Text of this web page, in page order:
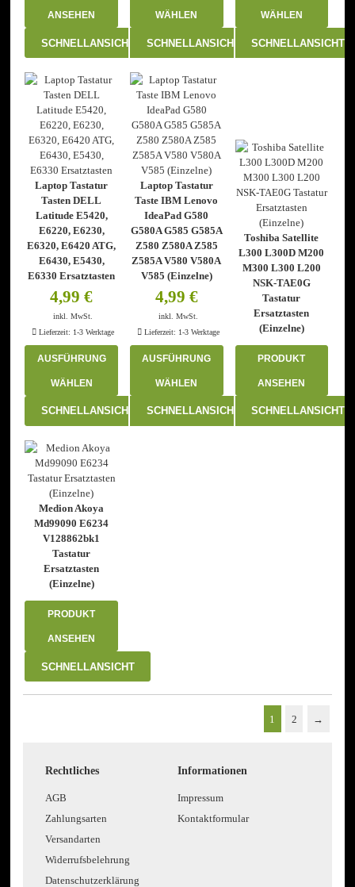
ANSEHEN
SCHNELLANSICHT
WÄHLEN
Produkt
mehrere
Varianten
Die
Optionen
können
auf
der
Produktseite
gewählt
werden
SCHNELLANSICHT
WÄHLEN
Produkt
Optionen
können
werden
SCHNELLANSICHT
Laptop Tastatur
Tasten DELL
Latitude E5420,
E6220, E6230,
E6320, E6420 ATG,
E6430, E5430,
E6330 Ersatztasten
4,99€
inkl. MwSt.
Lieferzeit: 1-3 Werktage
AUSFÜHRUNG
WÄHLEN
Produkt
mehrere
Varianten
auf.
Optionen
können
Produktseite
gewählt
werden
SCHNELLANSICHT
Laptop Tastatur
Taste IBM Lenovo
IdeaPad G580
G580A G585 G585A
Z580 Z580A Z585
Z585A V580 V580A
V585 (Einzelne)
4,99 €
inkl. MwSt.
Lieferzeit: 1-3 Werktage
AUSFÜHRUNG
WÄHLEN
Produkt
SCHNELLANSICHT
Toshiba Satellite
L300 L300D M200
M300 L300 L200
NSK-TAE0G
Tastatur
Ersatztasten
(Einzelne)
PRODUKT
ANSEHEN
SCHNELLANSICHT
Medion Akoya
Md99090 E6234
V128862bk1
Tastatur
Ersatztasten
(Einzelne)
PRODUKT
ANSEHEN
SCHNELLANSICHT
1 2 →
Rechtliches
AGB
Zahlungsarten
Versandarten
Widerrufsbelehrung
Datenschutzerklärung
Informationen
Impressum
Kontaktformular